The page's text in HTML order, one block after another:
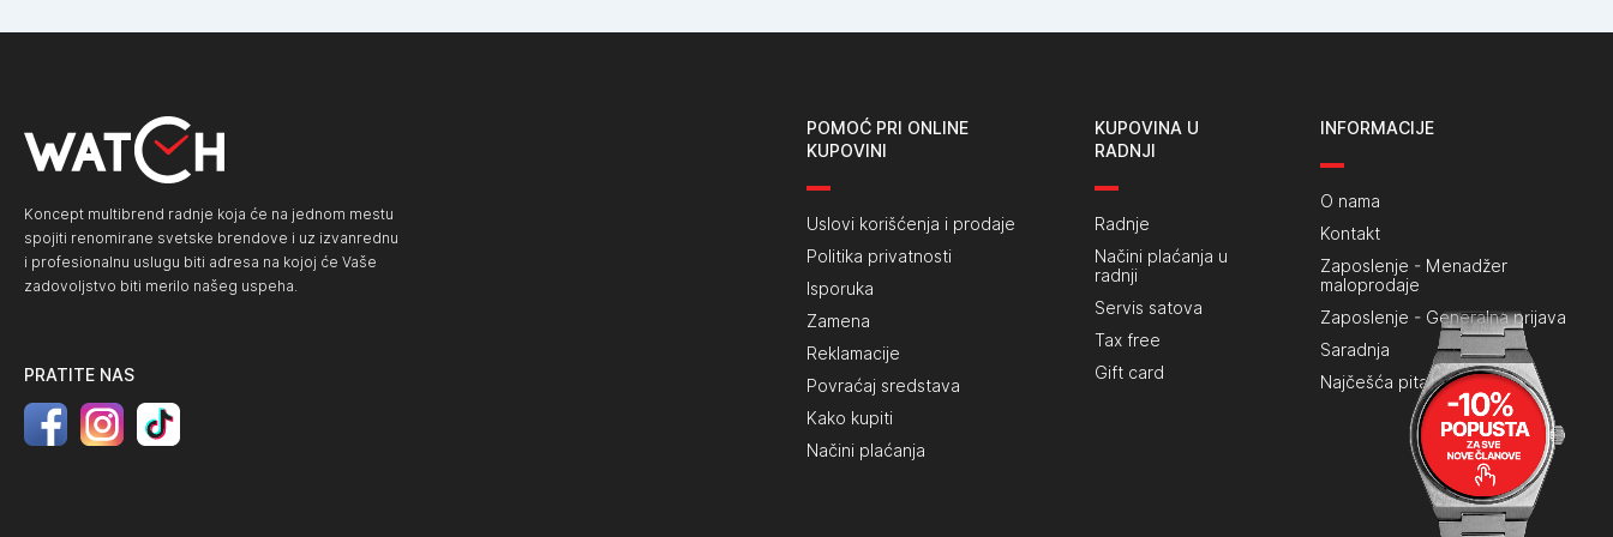
Koncept multibrend radnje koja će na jednom mestu
spojiti renomirane svetske brendove i uz izvanrednu
i profesionalnu uslugu biti adresa na kojoj će Vaše
zadovoljstvo biti merilo našeg uspeha.
PRATITE NAS
POMOĆ PRI ONLINE
KUPOVINI
Uslovi korišćenja i prodaje
Politika privatnosti
Isporuka
Zamena
Reklamacije
Povraćaj sredstava
Kako kupiti
Načini plaćanja
KUPOVINA U
RADNJI
Radnje
Načini plaćanja u
radnji
Servis satova
Tax free
Gift card
INFORMACIJE
O nama
Kontakt
Zaposlenje - Menadžer
maloprodaje
Zaposlenje - Generalna prijava
Saradnja
Najčešća pitanja